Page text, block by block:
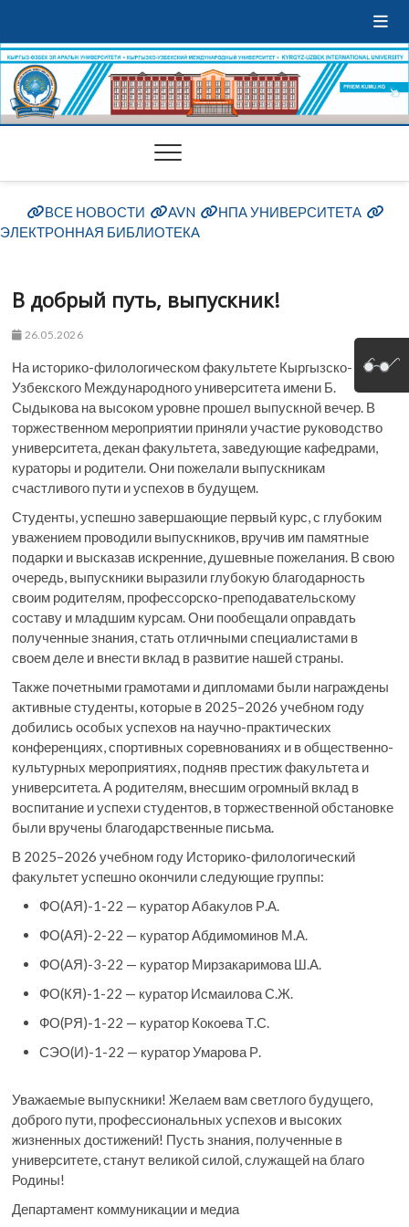
ВСЕ НОВОСТИ AVN
НПА УНИВЕРСИТЕТА
ЭЛЕКТРОННАЯ БИБЛИОТЕКА
В добрый путь, выпускник!
26.05.2026
На историко-филологическом факультете Кыргызско-
Узбекского Международного университета имени Б.
Сыдыкова на высоком уровне прошел выпускной вечер. В
торжественном мероприятии приняли участие руководство
университета, декан факультета, заведующие кафедрами,
кураторы и родители. Они пожелали выпускникам
счастливого пути и успехов в будущем.
Студенты, успешно завершающие первый курс, с глубоким
уважением проводили выпускников, вручив им памятные
подарки и высказав искренние, душевные пожелания. В свою
очередь, выпускники выразили глубокую благодарность
своим родителям, профессорско-преподавательскому
составу и младшим курсам. Они пообещали оправдать
полученные знания, стать отличными специалистами в
своем деле и внести вклад в развитие нашей страны.
Также почетными грамотами и дипломами были награждены
активные студенты, которые в 2025–2026 учебном году
добились особых успехов на научно-практических
конференциях, спортивных соревнованиях и в общественно-
культурных мероприятиях, подняв престиж факультета и
университета. А родителям, внесшим огромный вклад в
воспитание и успехи студентов, в торжественной обстановке
были вручены благодарственные письма.
В 2025–2026 учебном году Историко-филологический
факультет успешно окончили следующие группы:
ФО(АЯ)-1-22 — куратор Абакулов Р.А.
ФО(АЯ)-2-22 — куратор Абдимоминов М.А.
ФО(АЯ)-3-22 — куратор Мирзакаримова Ш.А.
ФО(КЯ)-1-22 — куратор Исмаилова С.Ж.
ФО(РЯ)-1-22 — куратор Кокоева Т.С.
СЭО(И)-1-22 — куратор Умарова Р.
Уважаемые выпускники! Желаем вам светлого будущего,
доброго пути, профессиональных успехов и высоких
жизненных достижений! Пусть знания, полученные в
университете, станут великой силой, служащей на благо
Родины!
Департамент коммуникации и медиа